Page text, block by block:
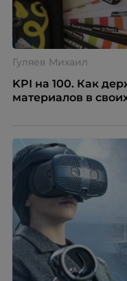
Гуляев Михаил
KPI на 100. Как
материалов в